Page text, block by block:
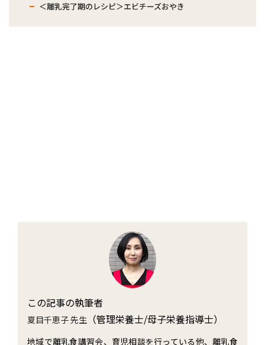
＜離乳完了期のレシピ＞エビチーズおやき
この記事の執筆者
夏目千恵子 先生 （管理栄養士/母子栄養指導士）
地域で離乳食講習会、育児相談を行っている他、離乳食